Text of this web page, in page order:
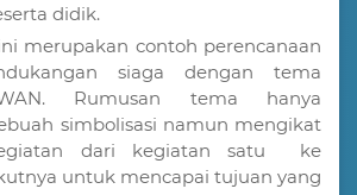
didik.
merupakan contoh perencanaan
siaga dengan tema
Rumusan tema hanya
simbolisasi namun mengikat
dari kegiatan satu ke
untuk mencapai tujuan yang